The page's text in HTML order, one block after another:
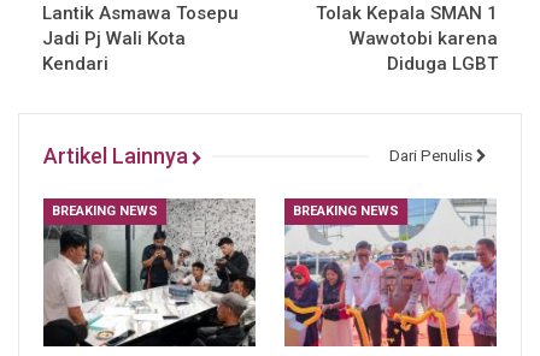
Lantik Asmawa Tosepu
Jadi Pj Wali Kota
Kendari
Tolak Kepala SMAN 1
Wawotobi karena
Diduga LGBT
Artikel Lainnya Dari Penulis
BREAKING NEWS BREAKING NEWS